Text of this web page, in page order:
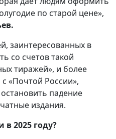
по старой цене»,
заинтересованных в
со счетов такой
тиражей», и более
«Почтой России»,
падение
издания.
в 2025 году?